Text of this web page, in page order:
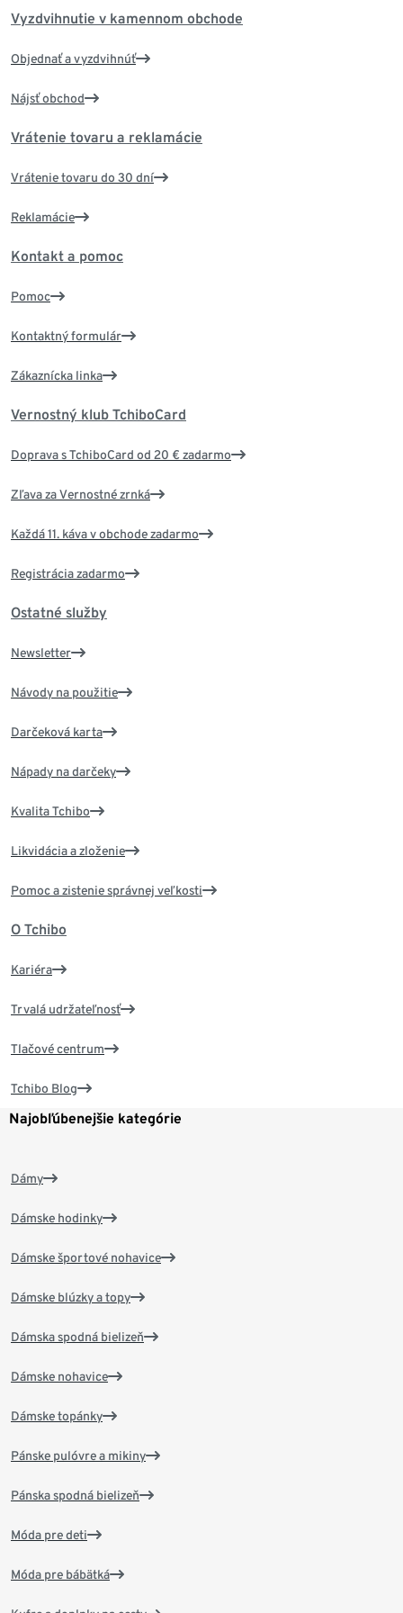
Vyzdvihnutie v kamennom obchode
Objednať a vyzdvihnúť
Nájsť obchod
Vrátenie tovaru a reklamácie
Vrátenie tovaru do 30 dní
Reklamácie
Kontakt a pomoc
Pomoc
Kontaktný formulár
Zákaznícka linka
Vernostný klub TchiboCard
Doprava s TchiboCard od 20 € zadarmo
Zľava za Vernostné zrnká
Každá 11. káva v obchode zadarmo
Registrácia zadarmo
Ostatné služby
Newsletter
Návody na použitie
Darčeková karta
Nápady na darčeky
Kvalita Tchibo
Likvidácia a zloženie
Pomoc a zistenie správnej veľkosti
O Tchibo
Kariéra
Trvalá udržateľnosť
Tlačové centrum
Tchibo Blog
Najobľúbenejšie kategórie
Dámy
Dámske hodinky
Dámske športové nohavice
Dámske blúzky a topy
Dámska spodná bielizeň
Dámske nohavice
Dámske topánky
Pánske pulóvre a mikiny
Pánska spodná bielizeň
Móda pre deti
Móda pre bábätká